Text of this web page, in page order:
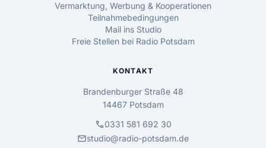
Vermarktung, Werbung & Kooperationen
Teilnahmebedingungen
Mail ins Studio
Freie Stellen bei Radio Potsdam
KONTAKT
Brandenburger Straße 48
14467 Potsdam
call0331 581 692 30
mailstudio@radio-potsdam.de